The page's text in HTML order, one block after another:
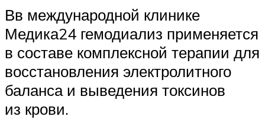
Вв международной клинике
Медика24 гемодиализ применяется
в составе комплексной терапии для
восстановления электролитного
баланса и выведения токсинов
из крови.